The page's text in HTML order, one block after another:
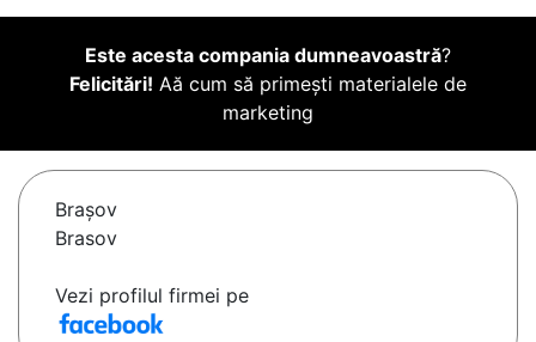
Este acesta compania dumneavoastră?
Felicitări! Aă cum să primești materialele de
marketing
Braşov
Brasov
Vezi profilul firmei pe